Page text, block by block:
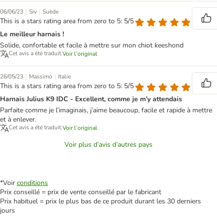
06/06/23 | Siv | Suède
This is a stars rating area from zero to 5: 5/5
Le meilleur harnais !
Solide, confortable et facile à mettre sur mon chiot keeshond
Cet avis a été traduit.Voir l’original
26/05/23 | Massimo | Italie
This is a stars rating area from zero to 5: 5/5
Harnais Julius K9 IDC - Excellent, comme je m’y attendais
Parfaite comme je l’imaginais, j’aime beaucoup, facile et rapide à mettre
et à enlever.
Cet avis a été traduit.Voir l’original
Voir plus d’avis d’autres pays
*Voir conditions
Prix conseillé = prix de vente conseillé par le fabricant
Prix habituel = prix le plus bas de ce produit durant les 30 derniers
jours